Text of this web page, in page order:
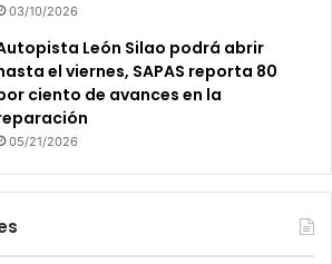
03/10/2026
León Silao podrá abrir
el viernes, SAPAS reporta 80
ciento de avances en la
05/21/2026